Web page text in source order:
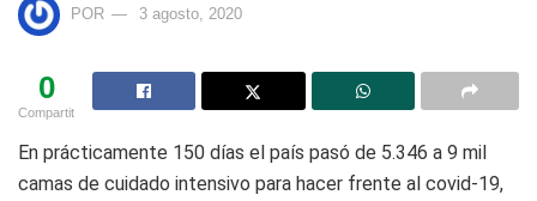
POR 3 agosto, 2020
0
Compartit
En prácticamente 150 días el país pasó de 5.346 a 9 mil
camas de cuidado intensivo para hacer frente al covid-19,